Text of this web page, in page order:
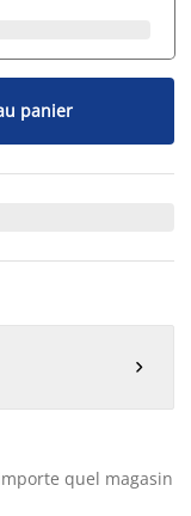
panier

quel magasin